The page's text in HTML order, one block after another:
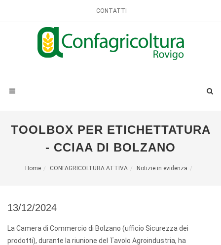
CONTATTI
TOOLBOX PER ETICHETTATURA
- CCIAA DI BOLZANO
Home CONFAGRICOLTURA ATTIVA Notizie in evidenza
13/12/2024
La Camera di Commercio di Bolzano (ufficio Sicurezza dei
prodotti), durante la riunione del Tavolo Agroindustria, ha